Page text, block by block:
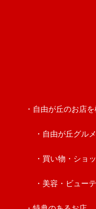
・自由が丘のお店
・自由が丘グルメ
・買い物・ショ
・美容・ビュー